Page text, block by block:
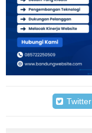
Twitter